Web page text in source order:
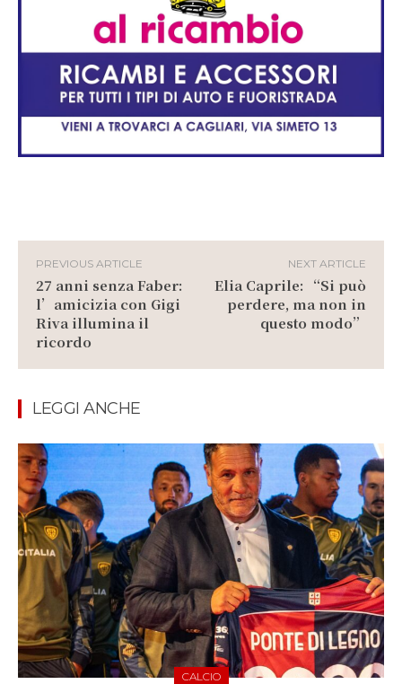
PREVIOUS ARTICLE
27 anni senza Faber:
l’amicizia con Gigi
Riva illumina il
ricordo
NEXT ARTICLE
Elia Caprile: “Si può
perdere, ma non in
questo modo”
LEGGI ANCHE
CALCIO